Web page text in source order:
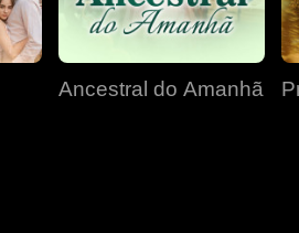
Ancestral do Amanhã